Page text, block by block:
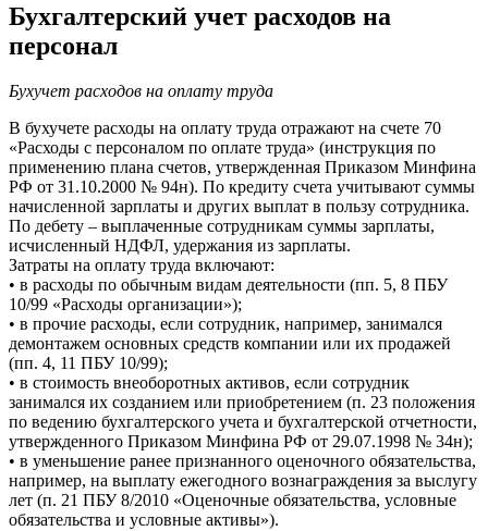
Бухгалтерский учет расходов на
персонал
Бухучет расходов на оплату труда
В бухучете расходы на оплату труда отражают на счете 70
«Расходы с персоналом по оплате труда» (инструкция по
применению плана счетов, утвержденная Приказом Минфина
РФ от 31.10.2000 № 94н). По кредиту счета учитывают суммы
начисленной зарплаты и других выплат в пользу сотрудника.
По дебету – выплаченные сотрудникам суммы зарплаты,
исчисленный НДФЛ, удержания из зарплаты.
Затраты на оплату труда включают:
• в расходы по обычным видам деятельности (пп. 5, 8 ПБУ
10/99 «Расходы организации»);
• в прочие расходы, если сотрудник, например, занимался
демонтажем основных средств компании или их продажей
(пп. 4, 11 ПБУ 10/99);
• в стоимость внеоборотных активов, если сотрудник
занимался их созданием или приобретением (п. 23 положения
по ведению бухгалтерского учета и бухгалтерской отчетности,
утвержденного Приказом Минфина РФ от 29.07.1998 № 34н);
• в уменьшение ранее признанного оценочного обязательства,
например, на выплату ежегодного вознаграждения за выслугу
лет (п. 21 ПБУ 8/2010 «Оценочные обязательства, условные
обязательства и условные активы»).